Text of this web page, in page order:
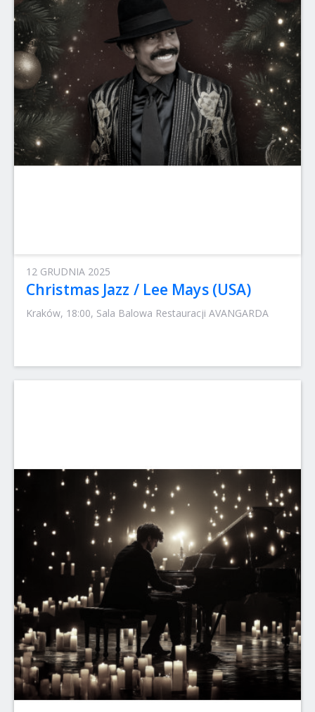
12 GRUDNIA 2025
Christmas Jazz / Lee Mays (USA)
Kraków, 18:00, Sala Balowa Restauracji AVANGARDA